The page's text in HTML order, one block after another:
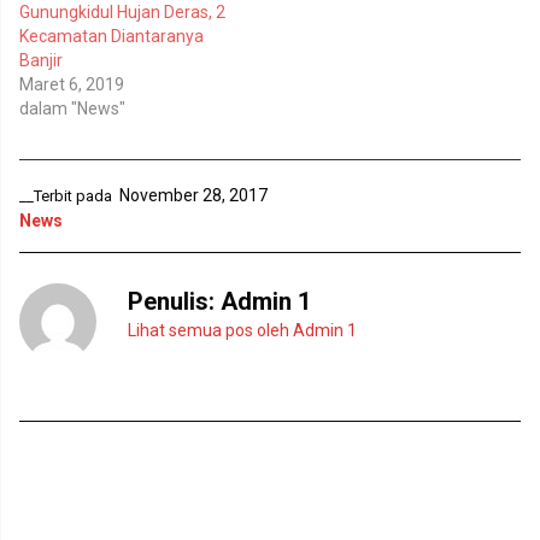
a
d
i
j
e
n
d
a
a
n
a
u
u
k
a
i
j
e
e
a
y
g
u
Gunungkidul Hujan Deras, 2
Kecamatan Diantaranya
Banjir
Maret 6, 2019
dalam "News"
__Terbit pada November 28, 2017
News
Penulis: Admin 1
Lihat semua pos oleh Admin 1